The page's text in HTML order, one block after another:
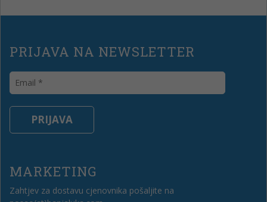
PRIJAVA NA NEWSLETTER
MARKETING
Zahtjev za dostavu cjenovnika pošaljite na